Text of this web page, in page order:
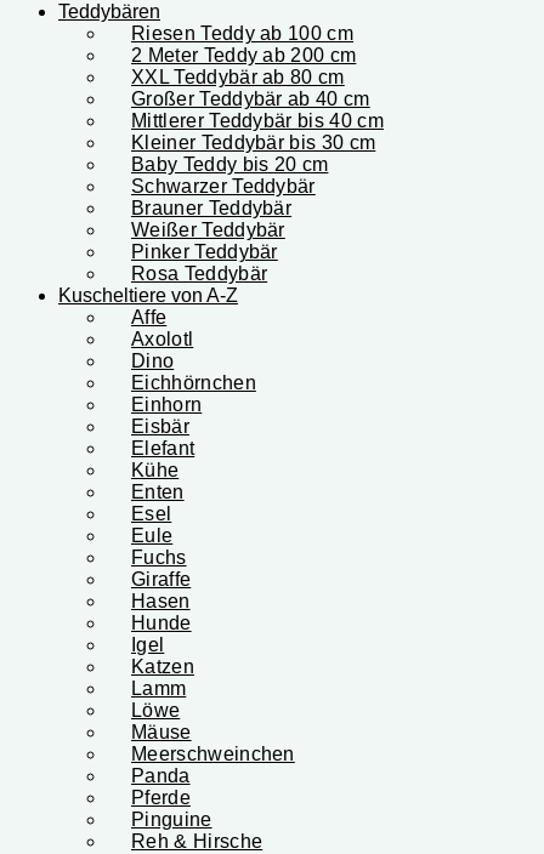
Teddybären
Riesen Teddy ab 100 cm
2 Meter Teddy ab 200 cm
XXL Teddybär ab 80 cm
Großer Teddybär ab 40 cm
Mittlerer Teddybär bis 40 cm
Kleiner Teddybär bis 30 cm
Baby Teddy bis 20 cm
Schwarzer Teddybär
Brauner Teddybär
Weißer Teddybär
Pinker Teddybär
Rosa Teddybär
Kuscheltiere von A-Z
Affe
Axolotl
Dino
Eichhörnchen
Einhorn
Eisbär
Elefant
Kühe
Enten
Esel
Eule
Fuchs
Giraffe
Hasen
Hunde
Igel
Katzen
Lamm
Löwe
Mäuse
Meerschweinchen
Panda
Pferde
Pinguine
Reh & Hirsche